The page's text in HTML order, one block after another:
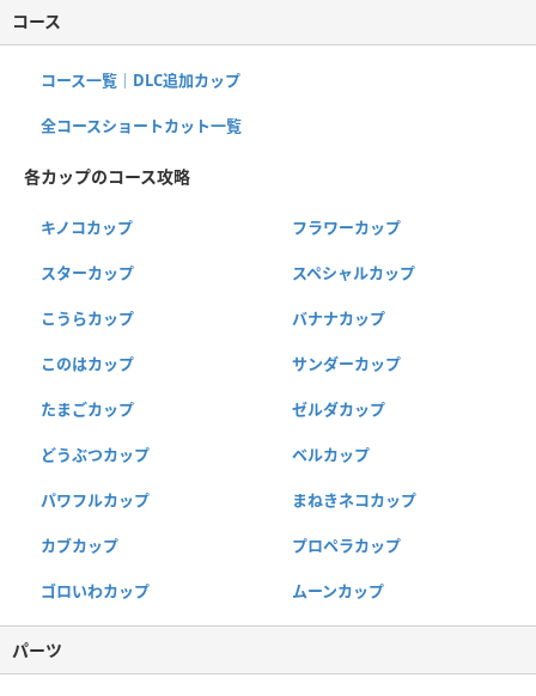
コース
コース一覧｜DLC追加カップ
全コースショートカット一覧
各カップのコース攻略
キノコカップ フラワーカップ
スターカップ スペシャルカップ
こうらカップ バナナカップ
このはカップ サンダーカップ
たまごカップ ゼルダカップ
どうぶつカップ ベルカップ
パワフルカップ まねきネコカップ
カブカップ プロペラカップ
ゴロいわカップ ムーンカップ
パーツ